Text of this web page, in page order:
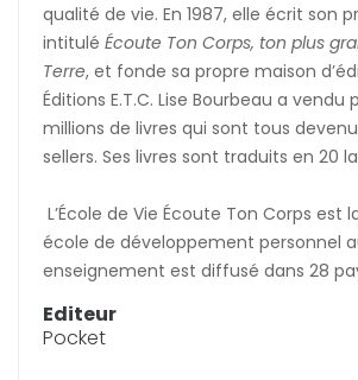
qualité de vie. En 1987, elle écrit son
intitulé Écoute Ton Corps, ton plus
Terre, et fonde sa propre maison
Éditions E.T.C. Lise Bourbeau a vendu
millions de livres qui sont tous
sellers. Ses livres sont traduits en 20
L’École de Vie Écoute Ton Corps est
école de développement personnel
enseignement est diffusé dans 28
Editeur
Pocket